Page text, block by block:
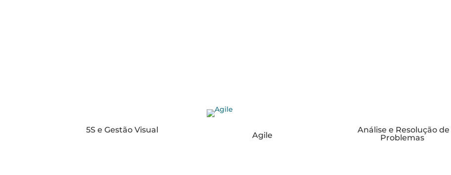
5S e Gestão Visual
Agile
Análise e Resolução de
Problemas